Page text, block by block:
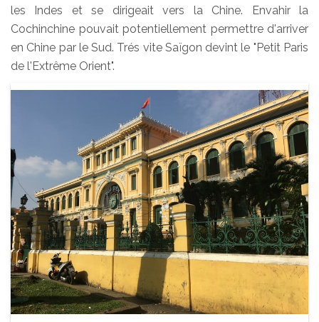
les Indes et se dirigeait vers la Chine. Envahir la
Cochinchine pouvait potentiellement permettre d'arriver
en Chine par le Sud. Trés vite Saïgon devint le "Petit Paris
de l'Extrême Orient".